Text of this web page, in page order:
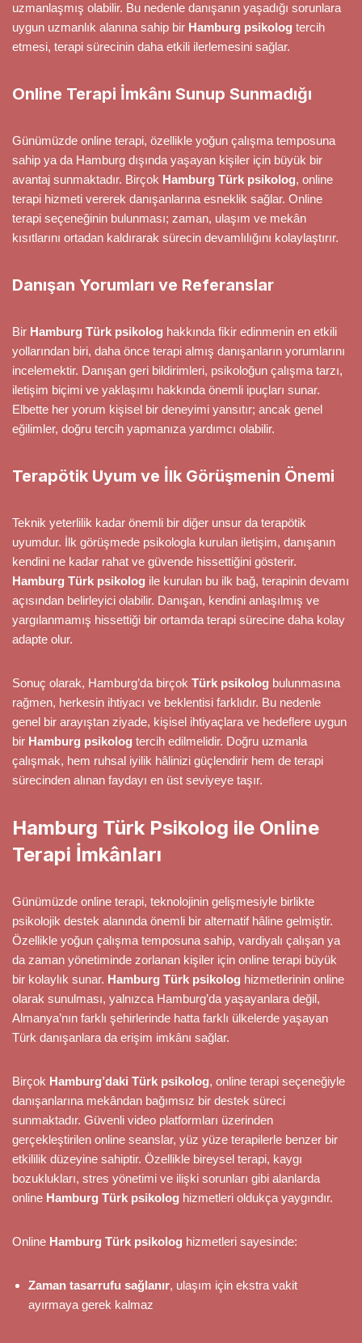
uzmanlaşmış olabilir. Bu nedenle danışanın yaşadığı sorunlara
uygun uzmanlık alanına sahip bir Hamburg psikolog tercih
etmesi, terapi sürecinin daha etkili ilerlemesini sağlar.
Online Terapi İmkânı Sunup Sunmadığı
Günümüzde online terapi, özellikle yoğun çalışma temposuna
sahip ya da Hamburg dışında yaşayan kişiler için büyük bir
avantaj sunmaktadır. Birçok Hamburg Türk psikolog, online
terapi hizmeti vererek danışanlarına esneklik sağlar. Online
terapi seçeneğinin bulunması; zaman, ulaşım ve mekân
kısıtlarını ortadan kaldırarak sürecin devamlılığını kolaylaştırır.
Danışan Yorumları ve Referanslar
Bir Hamburg Türk psikolog hakkında fikir edinmenin en etkili
yollarından biri, daha önce terapi almış danışanların yorumlarını
incelemektir. Danışan geri bildirimleri, psikoloğun çalışma tarzı,
iletişim biçimi ve yaklaşımı hakkında önemli ipuçları sunar.
Elbette her yorum kişisel bir deneyimi yansıtır; ancak genel
eğilimler, doğru tercih yapmanıza yardımcı olabilir.
Terapötik Uyum ve İlk Görüşmenin Önemi
Teknik yeterlilik kadar önemli bir diğer unsur da terapötik
uyumdur. İlk görüşmede psikologla kurulan iletişim, danışanın
kendini ne kadar rahat ve güvende hissettiğini gösterir.
Hamburg Türk psikolog ile kurulan bu ilk bağ, terapinin devamı
açısından belirleyici olabilir. Danışan, kendini anlaşılmış ve
yargılanmamış hissettiği bir ortamda terapi sürecine daha kolay
adapte olur.
Sonuç olarak, Hamburg’da birçok Türk psikolog bulunmasına
rağmen, herkesin ihtiyacı ve beklentisi farklıdır. Bu nedenle
genel bir arayıştan ziyade, kişisel ihtiyaçlara ve hedeflere uygun
bir Hamburg psikolog tercih edilmelidir. Doğru uzmanla
çalışmak, hem ruhsal iyilik hâlinizi güçlendirir hem de terapi
sürecinden alınan faydayı en üst seviyeye taşır.
Hamburg Türk Psikolog ile Online
Terapi İmkânları
Günümüzde online terapi, teknolojinin gelişmesiyle birlikte
psikolojik destek alanında önemli bir alternatif hâline gelmiştir.
Özellikle yoğun çalışma temposuna sahip, vardiyalı çalışan ya
da zaman yönetiminde zorlanan kişiler için online terapi büyük
bir kolaylık sunar. Hamburg Türk psikolog hizmetlerinin online
olarak sunulması, yalnızca Hamburg’da yaşayanlara değil,
Almanya’nın farklı şehirlerinde hatta farklı ülkelerde yaşayan
Türk danışanlara da erişim imkânı sağlar.
Birçok Hamburg’daki Türk psikolog, online terapi seçeneğiyle
danışanlarına mekândan bağımsız bir destek süreci
sunmaktadır. Güvenli video platformları üzerinden
gerçekleştirilen online seanslar, yüz yüze terapilerle benzer bir
etkililik düzeyine sahiptir. Özellikle bireysel terapi, kaygı
bozuklukları, stres yönetimi ve ilişki sorunları gibi alanlarda
online Hamburg Türk psikolog hizmetleri oldukça yaygındır.
Online Hamburg Türk psikolog hizmetleri sayesinde:
Zaman tasarrufu sağlanır, ulaşım için ekstra vakit
ayırmaya gerek kalmaz